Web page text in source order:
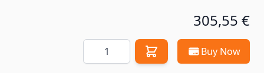
305,55 €
Quantité Buy Now